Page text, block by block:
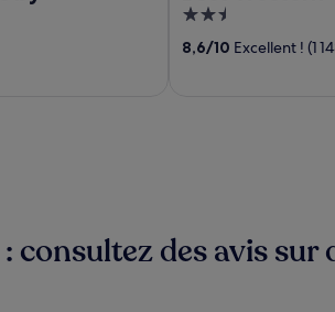
2.5
out
of
8,6/10 Excellent ! (1
consultez des avis